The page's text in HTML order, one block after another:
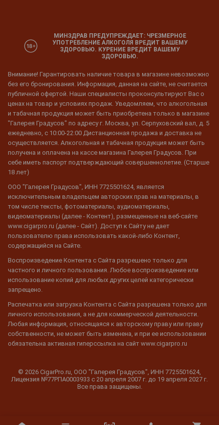
МИНЗДРАВ ПРЕДУПРЕЖДАЕТ: ЧРЕЗМЕРНОЕ
УПОТРЕБЛЕНИЕ АЛКОГОЛЯ ВРЕДИТ ВАШЕМУ
ЗДОРОВЬЮ. КУРЕНИЕ ВРЕДИТ ВАШЕМУ
ЗДОРОВЬЮ.
Внимание! Гарантировать наличие товара в магазине невозможно
без его бронирования. Информация, данная на сайте, не считается
публичной офертой. Наши специалисты проконсультируют Вас о
ценах на товар и условиях продаж. Уведомляем, что алкогольная
и табачная продукция может быть приобретена только в магазине
"Галерея Градусов" по адресу г. Москва, ул. Серпуховский вал, д. 5
ежедневно, с 10:00-22:00 Дистанционная продажа и доставка не
осуществляется. Алкогольная и табачная продукция может быть
получена и оплачена на кассе магазина Галерея Градусов. При
себе иметь паспорт подтверждающий совершеннолетие. (Старше
18 лет)
ООО "Галерея Градусов", ИНН 7725501624, является
исключительным владельцем авторских прав на материалы, в
том числе тексты, фотоматериалы, аудиоматериалы,
видеоматериалы (далее - Контент), размещенные на веб-сайте
www.cigarpro.ru (далее - Сайт). Доступ к Сайту не дает
пользователю права использовать какой-либо Контент,
содержащийся на Сайте.
Воспроизведение Контента с Сайта разрешено только для
частного и личного пользования. Любое воспроизведение или
использование копий для любых других целей категорически
запрещено.
Распечатка или загрузка Контента с Сайта разрешена только для
личного использования, а не для коммерческой деятельности.
Любая информация, относящаяся к авторскому праву или праву
собственности, не может быть изменена, и при ее использовании
обязательна активная гиперссылка на сайт www.cigarpro.ru
© 2026 CigarPro.ru, ООО "Галерея Градусов", ИНН 7725501624,
Лицензия №77РПА0003933 c 20 апреля 2007 г. до 19 апреля 2027 г.
Все права защищены.